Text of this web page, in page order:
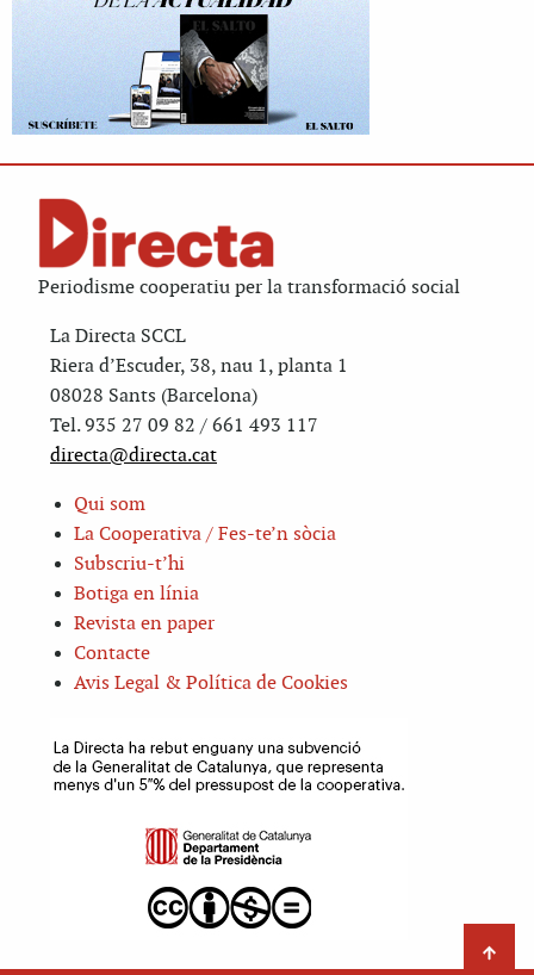
Periodisme cooperatiu per la transformació social
La Directa SCCL
Riera d’Escuder, 38, nau 1, planta 1
08028 Sants (Barcelona)
Tel. 935 27 09 82 / 661 493 117
directa@directa.cat
Qui som
La Cooperativa / Fes-te’n sòcia
Subscriu-t’hi
Botiga en línia
Revista en paper
Contacte
Avis Legal & Política de Cookies